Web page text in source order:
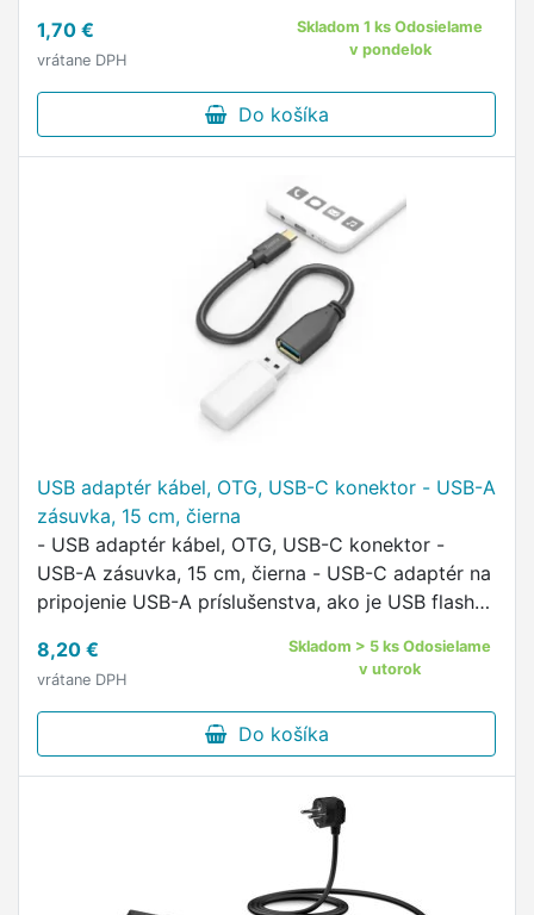
1,70 €
vrátane DPH
Skladom 1 ks Odosielame
v pondelok
Do košíka
USB adaptér kábel, OTG, USB-C konektor - USB-A
zásuvka, 15 cm, čierna
- USB adaptér kábel, OTG, USB-C konektor -
USB-A zásuvka, 15 cm, čierna - USB-C adaptér na
pripojenie USB-A príslušenstva, ako je USB flash
smartfónu …
8,20 €
vrátane DPH
Skladom > 5 ks Odosielame
v utorok
Do košíka